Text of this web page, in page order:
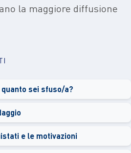
la maggiore diffusione
quanto sei sfuso/a?
e le motivazioni